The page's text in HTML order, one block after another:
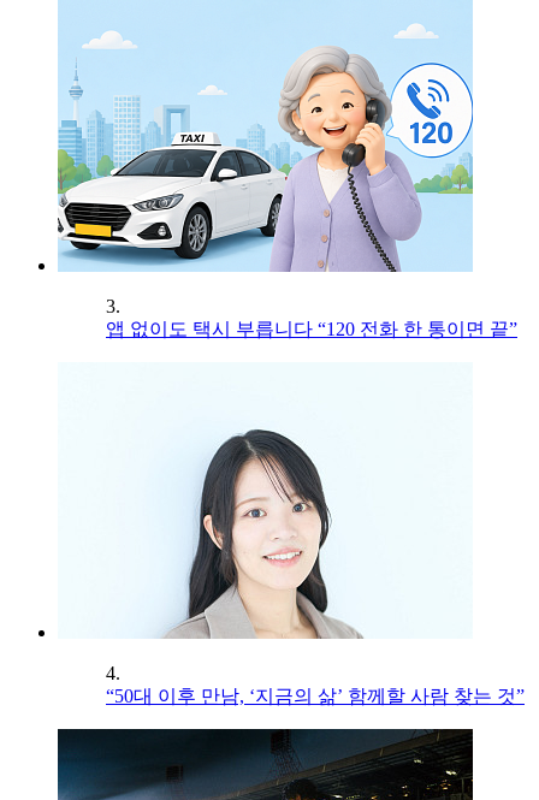
3.
앱 없이도 택시 부릅니다 “120 전화 한 통이면 끝”
4.
“50대 이후 만남, ‘지금의 삶’ 함께할 사람 찾는 것”